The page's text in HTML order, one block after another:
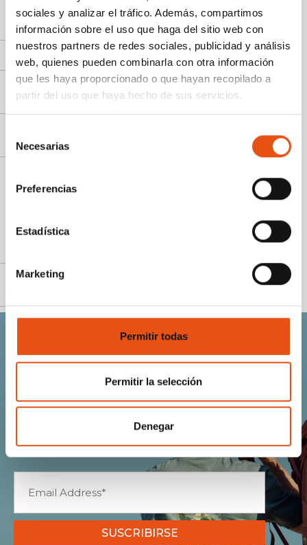
sociales y analizar el tráfico. Además, compartimos
información sobre el uso que haga del sitio web con
nuestros partners de redes sociales, publicidad y análisis
web, quienes pueden combinarla con otra información
que les haya proporcionado o que hayan recopilado a
partir del uso que haya hecho de sus servicios.
Necesarias
Preferencias
Estadística
Marketing
Permitir todas
Permitir la selección
Denegar
¿Cómo lavar, usar y guardar los sacos de
dormir?
¿Cómo puedo lavar la ropa Ferrino?
¿Cómo puedo reparar un artículo antiguo
de Ferrino?
artículos?
¿Cómo evitar la condensación en las
¿Cómo evitar que las hormigas invadan tu
Únete a la comunidad
Ferrino.
Recibe Novedades, Avances, Ofertas exclusivas,
¡y toda la calidez del mundo Ferrino!
SUSCRIBIRSE